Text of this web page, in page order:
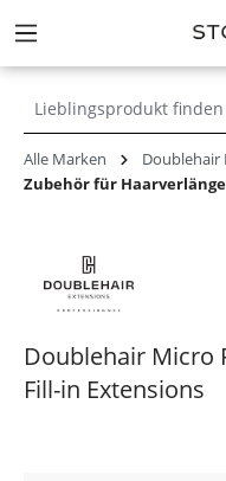
springen
Alle Marken
Doublehair
Zubehör für
Doublehair Micro
Fill-in Extensions